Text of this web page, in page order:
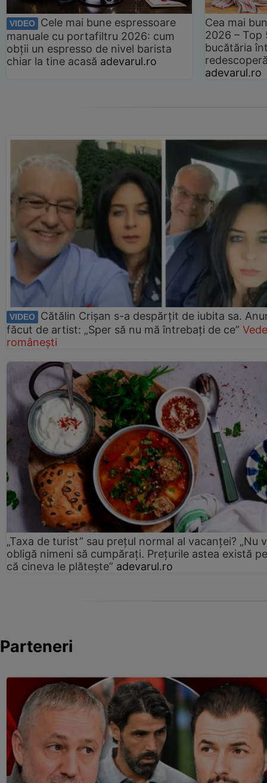
VIDEO
Cele mai bune espressoare
manuale cu portafiltru 2026: cum
obții un espresso de nivel barista
chiar la tine acasă adevarul.ro
Cea mai
2026 –
bucătăria
adevarul.ro
VIDEO
Cătălin Crișan s-a despărțit de iubita sa.
făcut de artist: „Sper să nu mă întrebați de ce”
românești
„Taxa de turist” sau prețul normal al vacanței? „Nu
obligă nimeni să cumpărați. Prețurile astea există
că cineva le plătește” adevarul.ro
Parteneri